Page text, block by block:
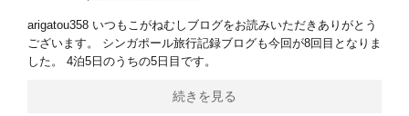
arigatou358 いつもこがねむしブログをお読みいただきありがとう
ございます。 シンガポール旅行記録ブログも今回が8回目となりま
した。 4泊5日のうちの5日目です。
続きを見る